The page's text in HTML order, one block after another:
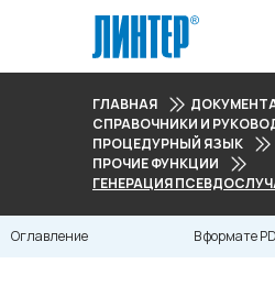
ГЛАВНАЯ
СПРАВОЧНИКИ И
ПРОЦЕДУРНЫЙ ЯЗЫК
ПРОЧИЕ ФУНКЦИИ
ГЕНЕРАЦИЯ
Оглавление В формате